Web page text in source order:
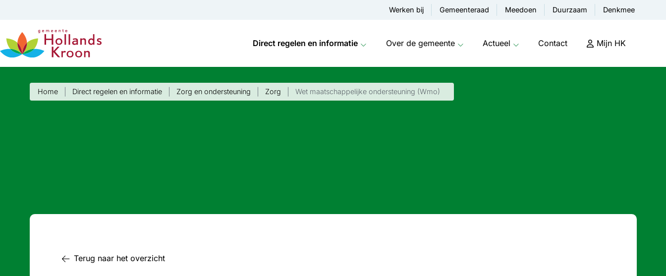
Werken bij Gemeenteraad Meedoen Duurzaam Denkmee
Direct regelen en informatie Over de gemeente Actueel Contact Mijn HK
Home Direct regelen en informatie Zorg en ondersteuning Zorg Wet maatschappelijke ondersteuning (Wmo)
Terug naar het overzicht